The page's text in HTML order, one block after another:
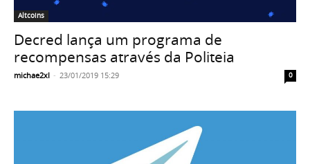
Altcoins
Decred lança um programa de
recompensas através da Politeia
michae2xl - 23/01/2019 15:29 0